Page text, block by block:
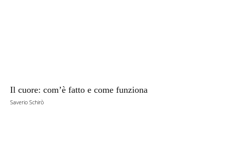
Il cuore: com’è fatto e come funziona
Saverio Schirò